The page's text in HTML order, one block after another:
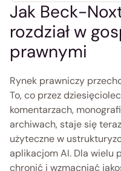
Zaloguj się
Jak Beck-
rozdział w
prawnymi
Rynek prawniczy
To, co przez
komentarzach,
archiwach, staje się
użyteczne w
aplikacjom AI. Dla wielu
chronić i wzmacniać